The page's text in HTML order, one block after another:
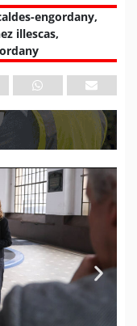
engordany,
illescas,